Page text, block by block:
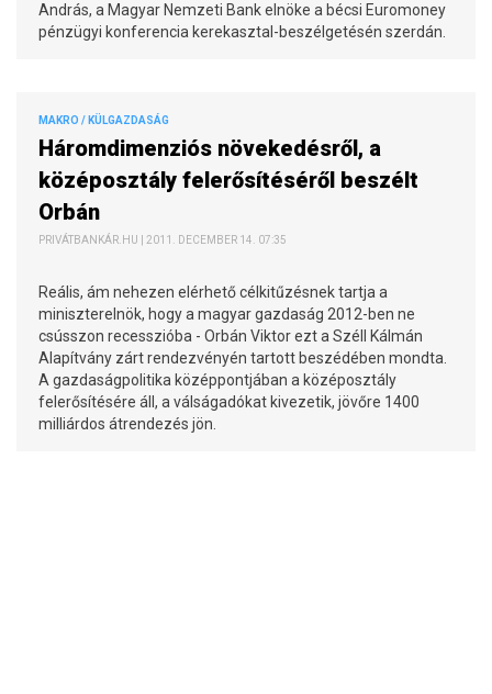
András, a Magyar Nemzeti Bank elnöke a bécsi Euromoney
pénzügyi konferencia kerekasztal-beszélgetésén szerdán.
MAKRO / KÜLGAZDASÁG
Háromdimenziós növekedésről, a
középosztály felerősítéséről beszélt
Orbán
PRIVÁTBANKÁR.HU | 2011. DECEMBER 14. 07:35
Reális, ám nehezen elérhető célkitűzésnek tartja a
miniszterelnök, hogy a magyar gazdaság 2012-ben ne
csússzon recesszióba - Orbán Viktor ezt a Széll Kálmán
Alapítvány zárt rendezvényén tartott beszédében mondta.
A gazdaságpolitika középpontjában a középosztály
felerősítésére áll, a válságadókat kivezetik, jövőre 1400
milliárdos átrendezés jön.